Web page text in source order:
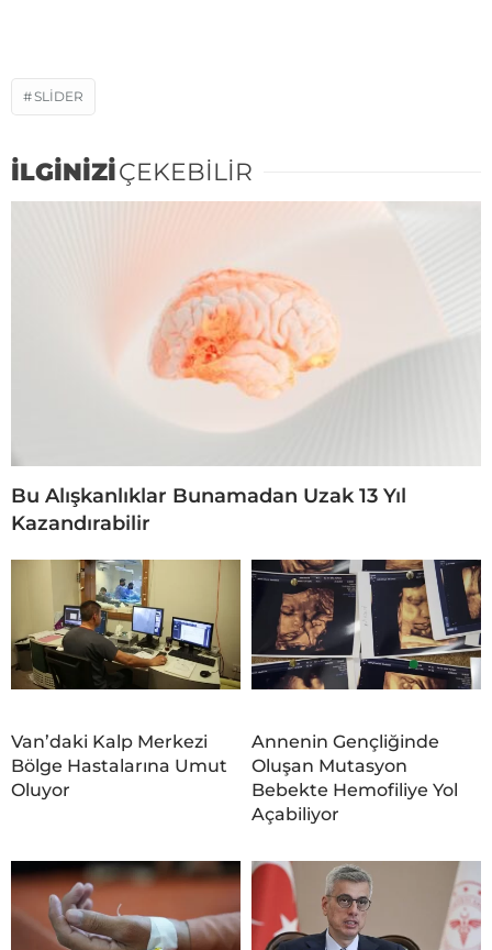
SLIDER
İLGİNİZİÇEKEBİLİR
Bu Alışkanlıklar Bunamadan Uzak 13 Yıl
Kazandırabilir
Van’daki Kalp Merkezi
Bölge Hastalarına Umut
Oluyor
Annenin Gençliğinde
Oluşan Mutasyon
Bebekte Hemofiliye Yol
Açabiliyor